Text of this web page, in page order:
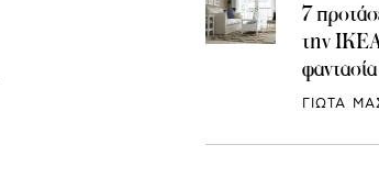
7
την
φαντασία
ΓΙΩΤΑ